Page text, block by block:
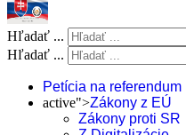
Hľadať ...
Hľadať ...
Petícia na referendum
active">Zákony z EÚ
Zákony proti SR